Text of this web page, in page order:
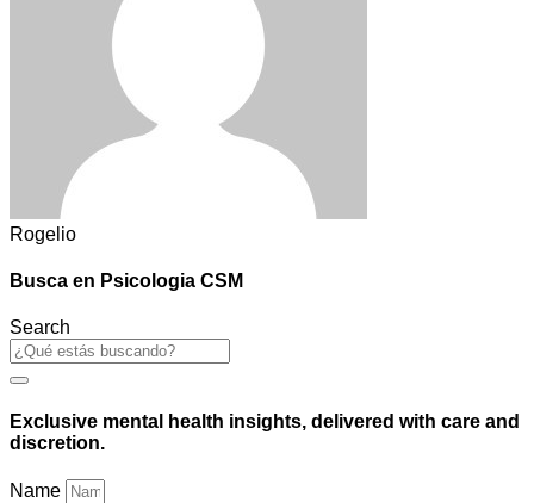
Rogelio
Busca en Psicologia CSM
Search
Exclusive mental health insights, delivered with care and
discretion.
Name